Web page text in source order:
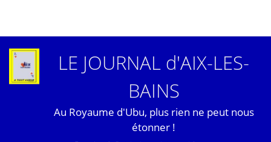
LE JOURNAL d'AIX-LES-
BAINS
Au Royaume d'Ubu, plus rien ne peut nous
étonner !